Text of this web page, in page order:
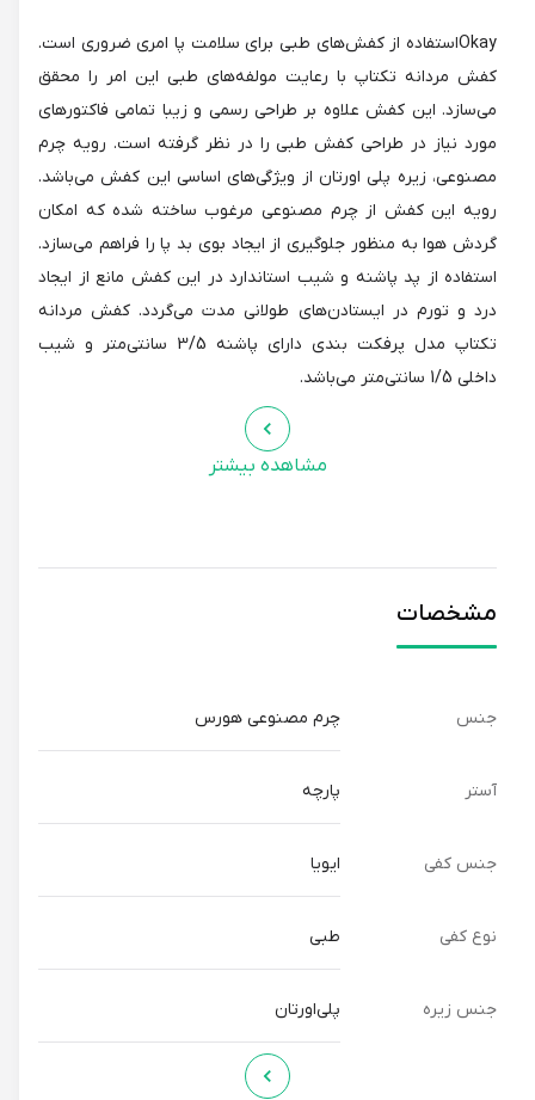
Okayاستفاده از کفش‌های طبی برای سلامت پا امری ضروری است.
کفش مردانه تکتاپ با رعایت مولفه‌های طبی این امر را محقق
می‌سازد. این کفش علاوه بر طراحی رسمی و زیبا تمامی فاکتورهای
مورد نیاز در طراحی کفش طبی را در نظر گرفته است. رویه چرم
مصنوعی، زیره پلی اورتان از ویژگی‌های اساسی این کفش می‌باشد.
رویه این کفش از چرم مصنوعی مرغوب ساخته شده که امکان
گردش هوا به منظور جلوگیری از ایجاد بوی بد پا را فراهم می‌سازد.
استفاده از پد پاشنه و شیب استاندارد در این کفش مانع از ایجاد
درد و تورم در ایستادن‌های طولانی مدت می‌گردد. کفش مردانه
تکتاپ مدل پرفکت بندی دارای پاشنه 3/5 سانتی‌متر و شیب
داخلی 1/5 سانتی‌متر می‌باشد.
مشاهده بیشتر
مشخصات
جنس چرم مصنوعی هورس
آستر پارچه
جنس کفی
نوع کفی
جنس زیره پلی‌اورتان